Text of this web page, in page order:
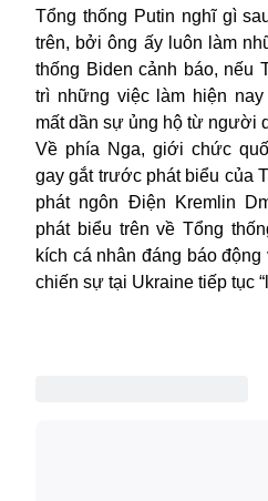
Tổng thống Putin nghĩ gì
trên, bởi ông ấy luôn làm
thống Biden cảnh báo, nếu
trì những việc làm hiện
mất dần sự ủng hộ từ người
Về phía Nga, giới chức
gay gắt trước phát biểu của
phát ngôn Điện Kremlin
phát biểu trên về Tổng
kích cá nhân đáng báo
chiến sự tại Ukraine tiếp tục